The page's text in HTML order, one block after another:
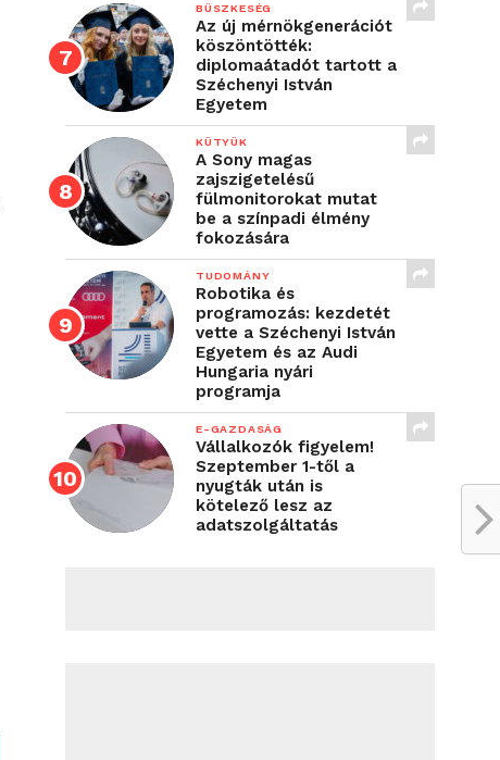
BÜSZKESÉG
Az új mérnökgenerációt
köszöntötték:
diplomaátadót tartott a
Széchenyi István
Egyetem
KÜTYÜK
A Sony magas
zajszigetelésű
fülmonitorokat mutat
be a színpadi élmény
fokozására
TUDOMÁNY
Robotika és
programozás: kezdetét
vette a Széchenyi István
Egyetem és az Audi
Hungaria nyári
programja
E-GAZDASÁG
Vállalkozók figyelem!
Szeptember 1-től a
nyugták után is
kötelező lesz az
adatszolgáltatás